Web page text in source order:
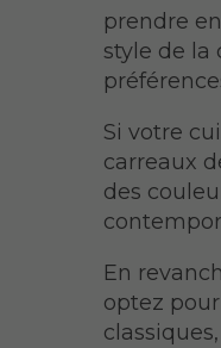
prendre
style de la
Si votre
carreaux
des
En
optez